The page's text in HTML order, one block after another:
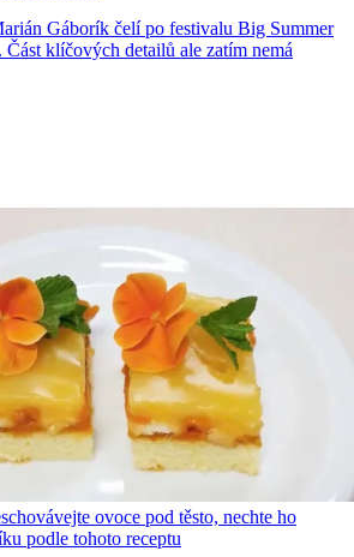
Gáborík čelí po festivalu Big Summer
Část klíčových detailů ale zatím nemá
ovoce pod těsto, nechte ho
podle tohoto receptu